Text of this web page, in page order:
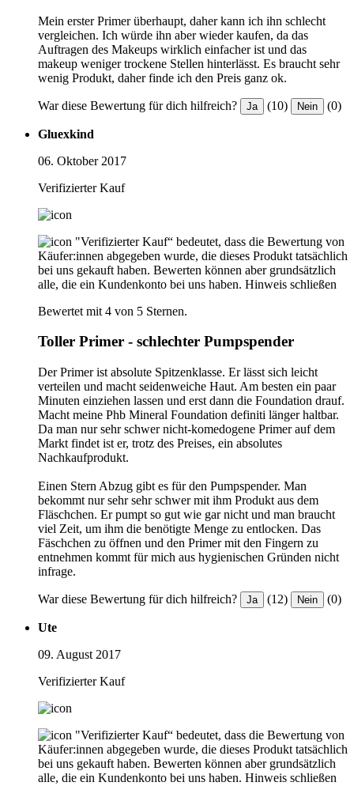
Mein erster Primer überhaupt, daher kann ich ihn schlecht
vergleichen. Ich würde ihn aber wieder kaufen, da das
Auftragen des Makeups wirklich einfacher ist und das
makeup weniger trockene Stellen hinterlässt. Es braucht sehr
wenig Produkt, daher finde ich den Preis ganz ok.
War diese Bewertung für dich hilfreich? Ja (10) Nein (0)
Gluexkind
06. Oktober 2017
Verifizierter Kauf
"Verifizierter Kauf“ bedeutet, dass die Bewertung von
Käufer:innen abgegeben wurde, die dieses Produkt tatsächlich
bei uns gekauft haben. Bewerten können aber grundsätzlich
alle, die ein Kundenkonto bei uns haben. Hinweis schließen
Bewertet mit 4 von 5 Sternen.
Toller Primer - schlechter Pumpspender
Der Primer ist absolute Spitzenklasse. Er lässt sich leicht
verteilen und macht seidenweiche Haut. Am besten ein paar
Minuten einziehen lassen und erst dann die Foundation drauf.
Macht meine Phb Mineral Foundation definiti länger haltbar.
Da man nur sehr schwer nicht-komedogene Primer auf dem
Markt findet ist er, trotz des Preises, ein absolutes
Nachkaufprodukt.
Einen Stern Abzug gibt es für den Pumpspender. Man
bekommt nur sehr sehr schwer mit ihm Produkt aus dem
Fläschchen. Er pumpt so gut wie gar nicht und man braucht
viel Zeit, um ihm die benötigte Menge zu entlocken. Das
Fäschchen zu öffnen und den Primer mit den Fingern zu
entnehmen kommt für mich aus hygienischen Gründen nicht
infrage.
War diese Bewertung für dich hilfreich? Ja (12) Nein (0)
Ute
09. August 2017
Verifizierter Kauf
"Verifizierter Kauf“ bedeutet, dass die Bewertung von
Käufer:innen abgegeben wurde, die dieses Produkt tatsächlich
bei uns gekauft haben. Bewerten können aber grundsätzlich
alle, die ein Kundenkonto bei uns haben. Hinweis schließen